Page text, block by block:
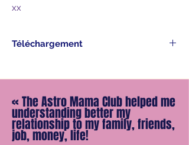
xx
Téléchargement
dans le mail de confirmation de votre
Belle écoute.
« The Astro Mama Club helped me
understanding better my
relationship to my family, friends,
job, money, life!